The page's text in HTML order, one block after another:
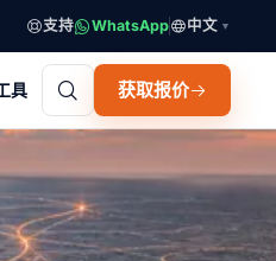
支持 WhatsApp 中文 ▼
具 获取报价